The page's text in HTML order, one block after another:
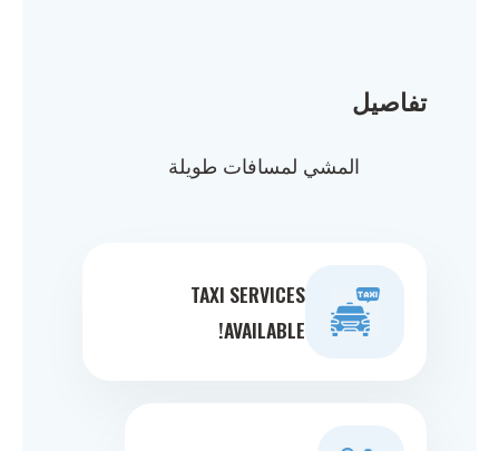
تفاصيل
المشي لمسافات طويلة
TAXI SERVICES
AVAILABLE!